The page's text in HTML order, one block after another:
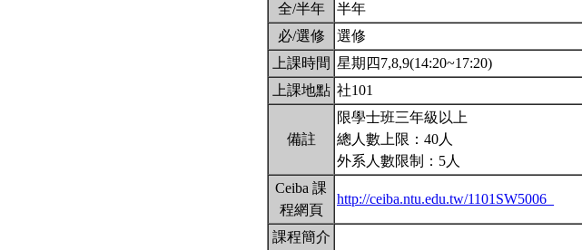
全/半年
半年
必/選修
選修
上課時間 星期四7,8,9(14:20~17:20)
上課地點 社101
備註
限學士班三年級以上
總人數上限：40人
外系人數限制：5人
Ceiba 課
程網頁
http://ceiba.ntu.edu.tw/1101SW5006_
課程簡介